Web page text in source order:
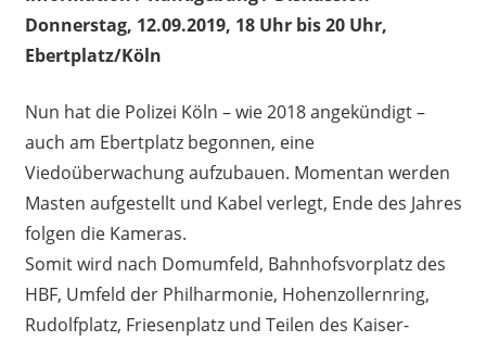
Donnerstag, 12.09.2019, 18 Uhr bis 20 Uhr,
Ebertplatz/Köln
Nun hat die Polizei Köln – wie 2018 angekündigt –
auch am Ebertplatz begonnen, eine
Viedoüberwachung aufzubauen. Momentan werden
Masten aufgestellt und Kabel verlegt, Ende des Jahres
folgen die Kameras.
Somit wird nach Domumfeld, Bahnhofsvorplatz des
HBF, Umfeld der Philharmonie, Hohenzollernring,
Rudolfplatz, Friesenplatz und Teilen des Kaiser-